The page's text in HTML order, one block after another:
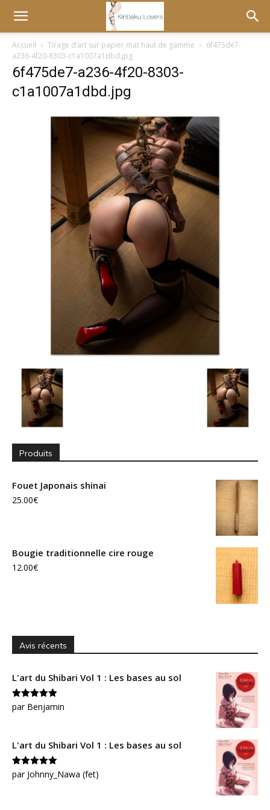
Accueil Tirage d’art sur papier mat haut de gamme
6f475de7-
a236-4f20-8303-c1a1007a1dbd.jpg
6f475de7-a236-4f20-8303-
c1a1007a1dbd.jpg
Produits
Fouet Japonais shinai
25.00€
Bougie traditionnelle cire rouge
12.00€
Avis récents
L'art du Shibari Vol 1 : Les bases au sol
Note 5sur
5
par Benjamin
L'art du Shibari Vol 1 : Les bases au sol
Note5sur
5
par Johnny_Nawa (fet)